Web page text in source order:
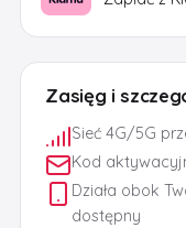
Zasięg i
Sieć 4G/5G
Kod
Działa obok
dostępny